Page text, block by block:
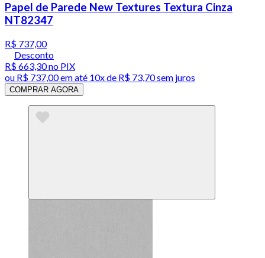
Papel de Parede New Textures Textura Cinza
NT82347
R$ 737,00
Desconto
R$ 663,30no PIX
ou R$ 737,00em até 10x de R$ 73,70 sem juros
COMPRAR AGORA